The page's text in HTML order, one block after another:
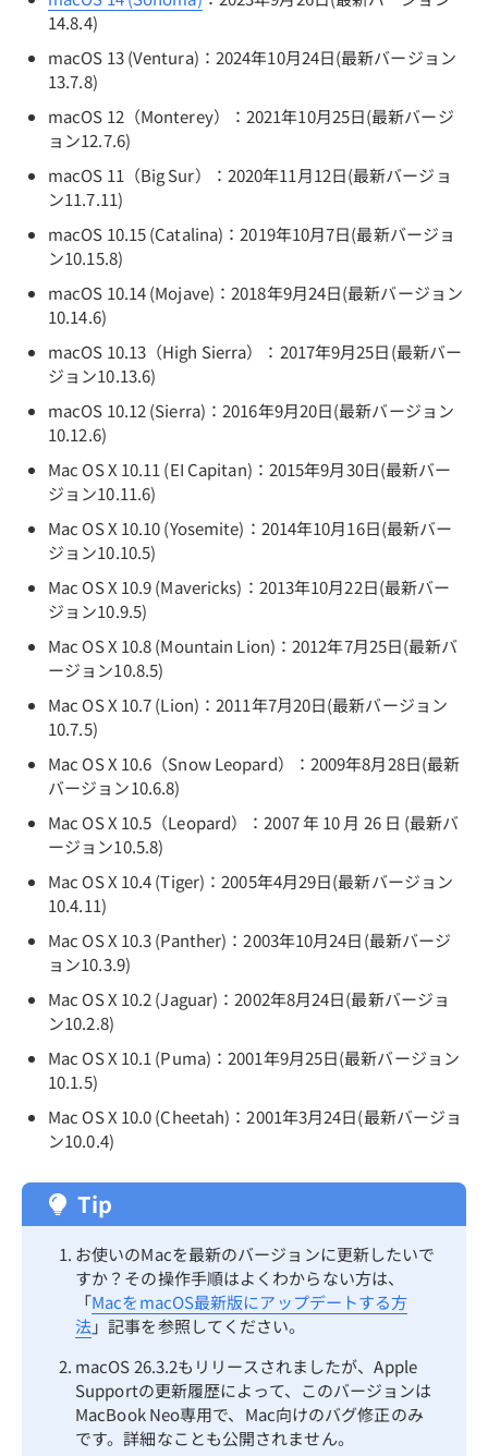
14.8.4)
macOS 13 (Ventura)：2024年10月24日(最新バージョン
13.7.8)
macOS 12（Monterey）：2021年10月25日(最新バージ
ョン12.7.6)
macOS 11（Big Sur）：2020年11月12日(最新バージョ
ン11.7.11)
macOS 10.15 (Catalina)：2019年10月7日(最新バージョ
ン10.15.8)
macOS 10.14 (Mojave)：2018年9月24日(最新バージョン
10.14.6)
macOS 10.13（High Sierra）：2017年9月25日(最新バー
ジョン10.13.6)
macOS 10.12 (Sierra)：2016年9月20日(最新バージョン
10.12.6)
Mac OS X 10.11 (EI Capitan)：2015年9月30日(最新バー
ジョン10.11.6)
Mac OS X 10.10 (Yosemite)：2014年10月16日(最新バー
ジョン10.10.5)
Mac OS X 10.9 (Mavericks)：2013年10月22日(最新バー
ジョン10.9.5)
Mac OS X 10.8 (Mountain Lion)：2012年7月25日(最新バ
ージョン10.8.5)
Mac OS X 10.7 (Lion)：2011年7月20日(最新バージョン
10.7.5)
Mac OS X 10.6（Snow Leopard）：2009年8月28日(最新
バージョン10.6.8)
Mac OS X 10.5（Leopard）：2007 年 10 月 26 日 (最新バ
ージョン10.5.8)
Mac OS X 10.4 (Tiger)：2005年4月29日(最新バージョン
10.4.11)
Mac OS X 10.3 (Panther)：2003年10月24日(最新バージ
ョン10.3.9)
Mac OS X 10.2 (Jaguar)：2002年8月24日(最新バージョ
ン10.2.8)
Mac OS X 10.1 (Puma)：2001年9月25日(最新バージョン
10.1.5)
Mac OS X 10.0 (Cheetah)：2001年3月24日(最新バージョ
ン10.0.4)
Tip
お使いのMacを最新のバージョンに更新したいで
すか？その操作手順はよくわからない方は、
「MacをmacOS最新版にアップデートする方
法」記事を参照してください。
macOS 26.3.2もリリースされましたが、Apple
Supportの更新履歴によって、このバージョンは
MacBook Neo専用で、Mac向けのバグ修正のみ
です。詳細なことも公開されません。